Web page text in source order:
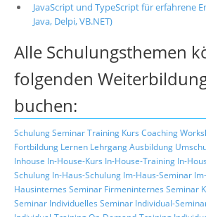
JavaScript und TypeScript für erfahrene
Java, Delpi, VB.NET)
Alle Schulungsthemen
folgenden
buchen:
SchulungSeminarTraining Kurs Coaching
Fortbildung Lernen LehrgangAusbildung
Inhouse In-House-Kurs In-House-Training In-
Schulung In-Haus-Schulung Im-Haus-Seminar
Hausinternes Seminar Firmeninternes Seminar
Seminar Individuelles Seminar Individual-